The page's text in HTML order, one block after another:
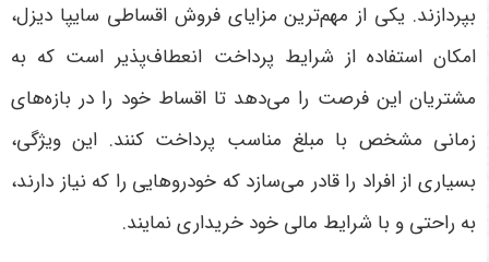
بپردازند. یکی از مهم‌ترین مزایای فروش اقساطی سایپا دیزل،
امکان استفاده از شرایط پرداخت انعطاف‌پذیر است که به
مشتریان این فرصت را می‌دهد تا اقساط خود را در بازه‌های
زمانی مشخص با مبلغ مناسب پرداخت کنند. این ویژگی،
بسیاری از افراد را قادر می‌سازد که خودروهایی را که نیاز دارند،
به راحتی و با شرایط مالی خود خریداری نمایند.